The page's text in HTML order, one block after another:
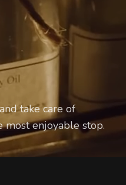
take care of
most enjoyable stop.